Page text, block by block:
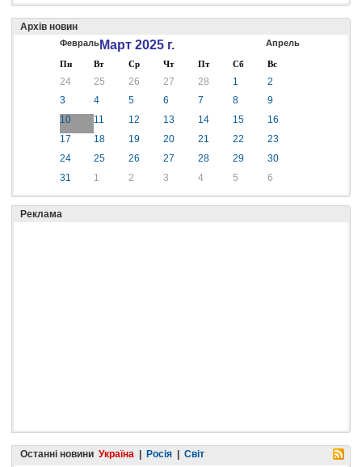
Архів новин
Февраль Март 2025 г. Апрель
Пн Вт Ср Чт Пт Сб Вс
24 25 26 27 28 1
2
3
4 5 6 7 8
9
10
11 12 13 14 15
16
17
18 19 20 21 22
23
24
25 26 27 28 29
30
31
1 2 3 4 5 6
Реклама
Останні новини Україна | Росія | Світ